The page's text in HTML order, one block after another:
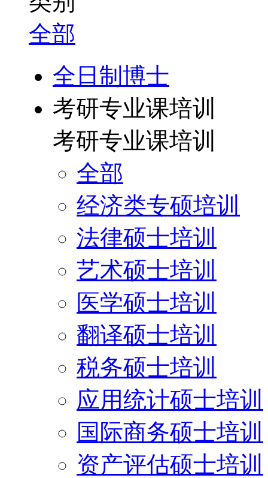
全部
全日制博士
考研专业课培训
考研专业课培训
全部
经济类专硕培训
法律硕士培训
艺术硕士培训
医学硕士培训
翻译硕士培训
税务硕士培训
应用统计硕士培训
国际商务硕士培训
资产评估硕士培训